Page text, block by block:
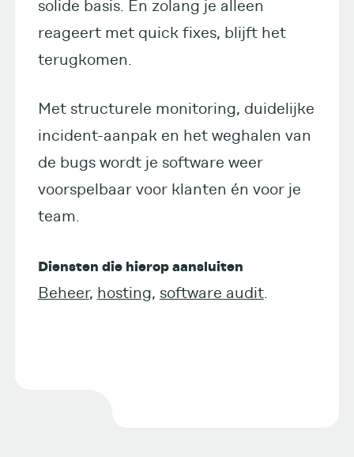
solide basis. En zolang je alleen
reageert met quick fixes, blijft het
terugkomen.
Met structurele monitoring, duidelijke
incident-aanpak en het weghalen van
de bugs wordt je software weer
voorspelbaar voor klanten én voor je
team.
Diensten die hierop aansluiten
Beheer, hosting, software audit.